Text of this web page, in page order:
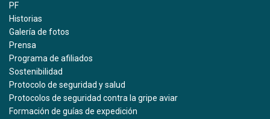
PF
Historias
Galería de fotos
Prensa
Programa de afiliados
Sostenibilidad
Protocolo de seguridad y salud
Protocolos de seguridad contra la gripe aviar
Formación de guías de expedición